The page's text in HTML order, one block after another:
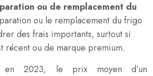
ou de remplacement du
ou le remplacement du frigo
des frais importants, surtout si
récent ou de marque premium.
en 2023, le prix moyen d’un